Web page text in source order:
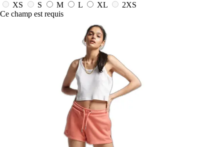
XS
S M L XL
2XS
Ce champ est requis